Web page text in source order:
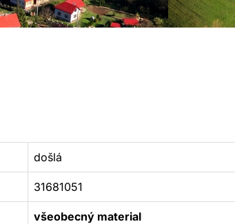
došlá
31681051
všeobecný material